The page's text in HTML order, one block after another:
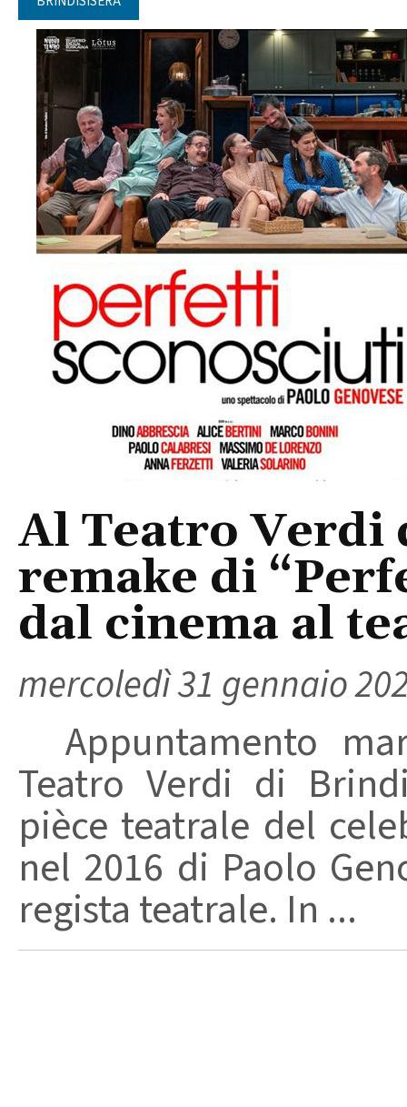
Al Teatro
remake di
dal cinema al
mercoledì 31 gennaio
Appuntamento
Teatro Verdi di
pièce teatrale del
nel 2016 di Paolo
regista teatrale. In ...